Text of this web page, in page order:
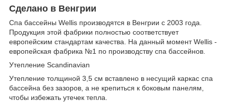
Сделано в Венгрии
Спа бассейны Wellis производятся в Венгрии с 2003 года.
Продукция этой фабрики полностью соответствует
европейским стандартам качества. На данный момент Wellis -
европейская фабрика №1 по производству спа бассейнов.
Утепление Scandinavian
Утепление толщиной 3,5 см вставлено в несущий каркас спа
бассейна без зазоров, а не крепиться к боковым панелям,
чтобы избежать утечек тепла.